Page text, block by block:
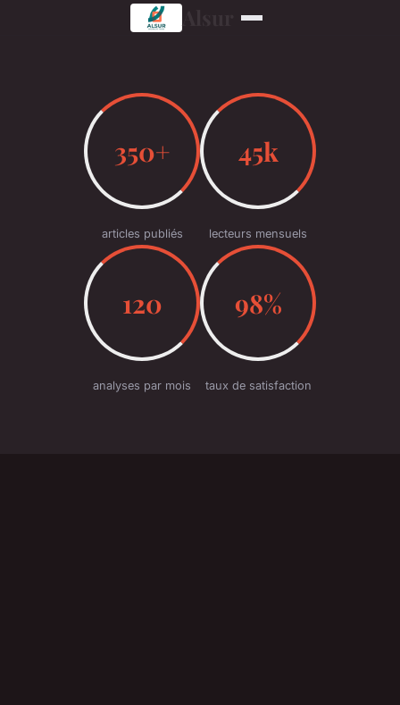
350+
articles publiés
45k
lecteurs mensuels
120
analyses par mois
98%
taux de satisfaction